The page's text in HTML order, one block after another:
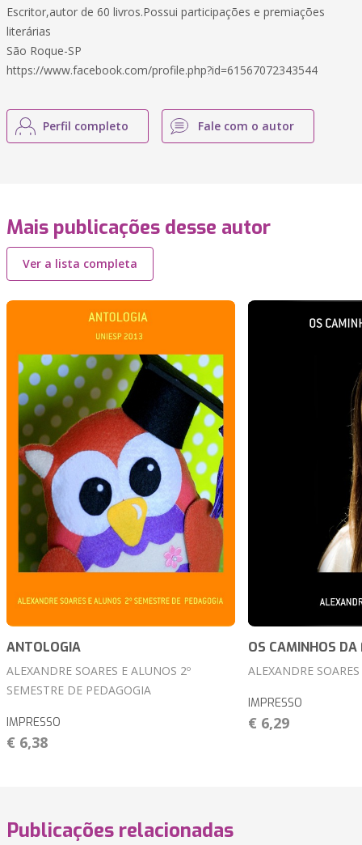
Escritor,autor de 60 livros.Possui participações e premiações
literárias
São Roque-SP
https://www.facebook.com/profile.php?id=61567072343544
Perfil completo Fale com o autor
Mais publicações desse autor
Ver a lista completa
ANTOLOGIA
ALEXANDRE SOARES E ALUNOS 2º
SEMESTRE DE PEDAGOGIA
IMPRESSO
€ 6,38
OS CAMINHOS DA
ALEXANDRE SOARES
IMPRESSO
€ 6,29
Publicações relacionadas